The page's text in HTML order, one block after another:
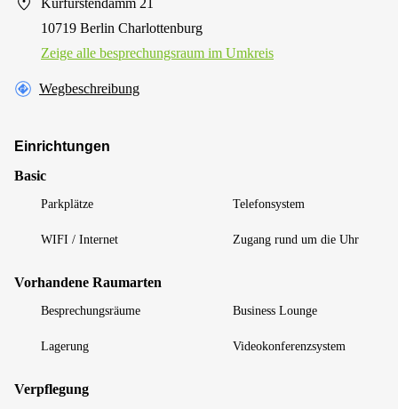
10719 Berlin Charlottenburg
Zeige alle besprechungsraum im Umkreis
Wegbeschreibung
Einrichtungen
Basic
Parkplätze Telefonsystem
WIFI / Internet Zugang rund um die Uhr
Vorhandene Raumarten
Besprechungsräume Business Lounge
Lagerung Videokonferenzsystem
Verpflegung